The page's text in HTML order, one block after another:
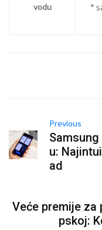
vodu
*
Previous
u:
ad
Veće premije za
pskoj: